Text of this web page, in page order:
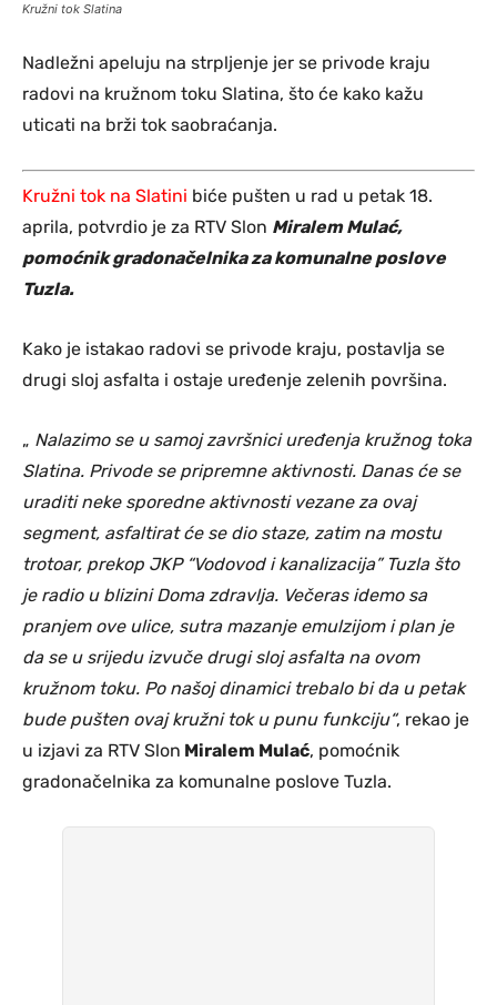
Kružni tok Slatina
Nadležni apeluju na strpljenje jer se privode kraju
radovi na kružnom toku Slatina, što će kako kažu
uticati na brži tok saobraćanja.
Kružni tok na Slatini biće pušten u rad u petak 18.
aprila, potvrdio je za RTV Slon Miralem Mulać,
pomoćnik gradonačelnika za komunalne poslove
Tuzla.
Kako je istakao radovi se privode kraju, postavlja se
drugi sloj asfalta i ostaje uređenje zelenih površina.
„ Nalazimo se u samoj završnici uređenja kružnog toka
Slatina. Privode se pripremne aktivnosti. Danas će se
uraditi neke sporedne aktivnosti vezane za ovaj
segment, asfaltirat će se dio staze, zatim na mostu
trotoar, prekop JKP “Vodovod i kanalizacija” Tuzla što
je radio u blizini Doma zdravlja. Večeras idemo sa
pranjem ove ulice, sutra mazanje emulzijom i plan je
da se u srijedu izvuče drugi sloj asfalta na ovom
kružnom toku. Po našoj dinamici trebalo bi da u petak
bude pušten ovaj kružni tok u punu funkciju“, rekao je
u izjavi za RTV Slon Miralem Mulać, pomoćnik
gradonačelnika za komunalne poslove Tuzla.